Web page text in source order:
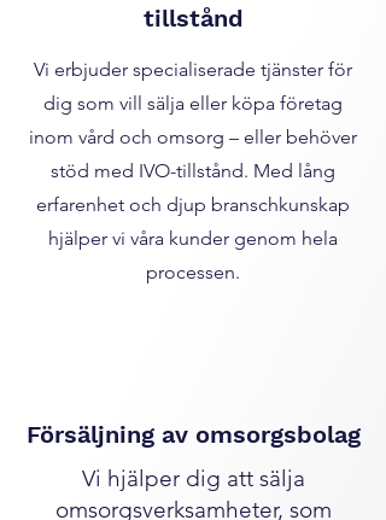
tillstånd
Vi erbjuder specialiserade tjänster för
dig som vill sälja eller köpa företag
inom vård och omsorg – eller behöver
stöd med IVO-tillstånd. Med lång
erfarenhet och djup branschkunskap
hjälper vi våra kunder genom hela
processen.
Försäljning av omsorgsbolag
Vi hjälper dig att sälja
omsorgsverksamheter, som